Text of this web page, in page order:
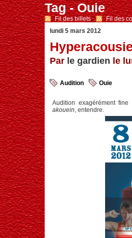
Tag - Ouie
Fil des billets-
Fil des
lundi 5 mars 2012
Hyperacousie
Par le gardien le
Audition Ouie
Audition exagérément
akouein, entendre.